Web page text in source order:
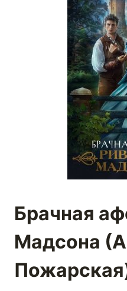
Брачная
Мадсона